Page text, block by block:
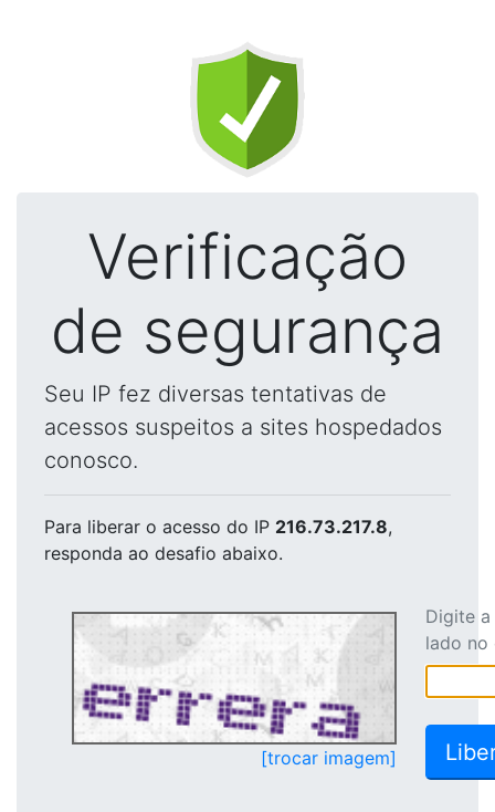
Verificação
de segurança
Seu IP fez diversas tentativas de
acessos suspeitos a sites hospedados
conosco.
Para liberar o acesso do IP 216.73.217.8,
responda ao desafio abaixo.
[trocar imagem]
Digite
lado no